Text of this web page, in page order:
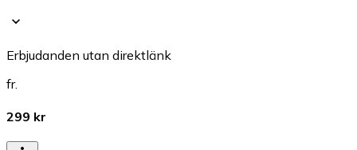
Erbjudanden utan direktlänk
fr.
299 kr